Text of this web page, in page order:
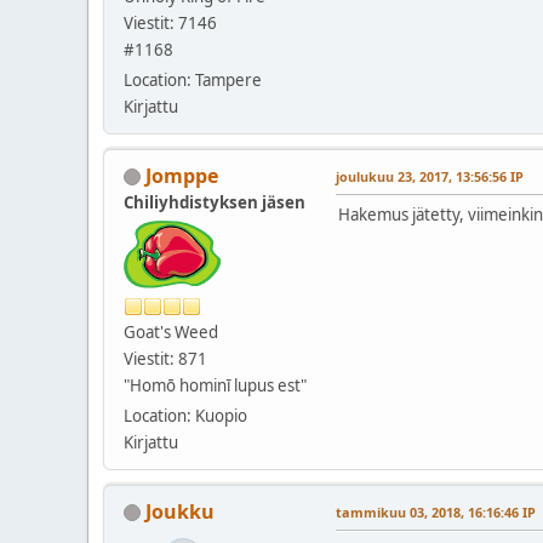
Viestit: 7146
#1168
Location: Tampere
Kirjattu
Jomppe
Chiliyhdistyksen jäsen
Goat's Weed
Viestit: 871
"Homō hominī lupus est"
Location: Kuopio
Kirjattu
joulukuu 23, 2017, 13:56:56 IP
Hakemus jätetty,
Joukku tammikuu 03, 2018, 16:16:46 IP